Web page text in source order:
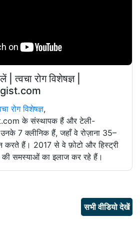
त्वचा रोग विशेषज्ञ |
रोग विशेषज्ञ,
के संस्थापक हैं और टेली-
उनके 7 क्लीनिक हैं, जहाँ वे रोज़ाना 35–
हैं। 2017 से वे फ़ोटो और हिस्ट्री
की समस्याओं का इलाज कर रहे हैं।
सभी वीडियो देखें